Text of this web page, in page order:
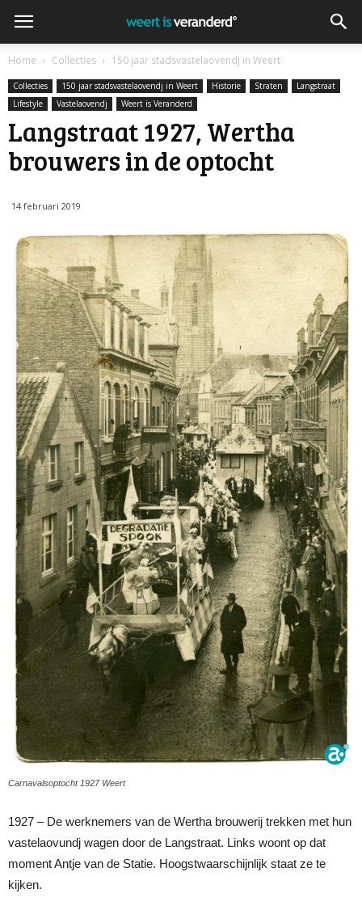
Home Collecties 150 jaar stadsvastelaovendj in Weert
Collecties 150 jaar stadsvastelaovendj in Weert Historie Straten
Langstraat
Lifestyle
Vastelaovendj Weert is Veranderd
Langstraat 1927, Wertha
brouwers in de optocht
14 februari 2019
Carnavalsoptocht 1927 Weert
1927 – De werknemers van de Wertha brouwerij trekken met hun
vastelaovundj wagen door de Langstraat. Links woont op dat
moment Antje van de Statie. Hoogstwaarschijnlijk staat ze te
kijken.